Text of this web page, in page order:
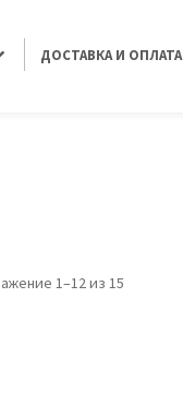
ДОСТАВКА И ОПЛАТА
1–12 из 15